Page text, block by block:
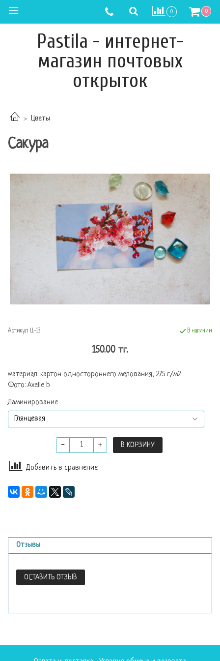
0 0
Pastila - интернет-
магазин почтовых
открыток
Цветы
Сакура
Артикул: Ц-13 В наличии
150.00 тг.
материал: картон одностороннего мелования, 275 г/м2
Фото: Аxelle b
Ламинирование
В КОРЗИНУ
Добавить в сравнение
Отзывы
ОСТАВИТЬ ОТЗЫВ